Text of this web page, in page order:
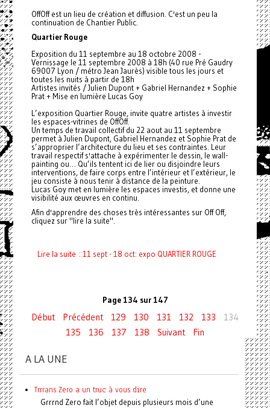
OffOff est un lieu de création et diffusion. C'est un peu la
continuation de Chantier Public.
Quartier Rouge
Exposition du 11 septembre au 18 octobre 2008 -
Vernissage le 11 septembre 2008 à 18h (40 rue Pré Gaudry
69007 Lyon / métro Jean Jaurès) visible tous les jours et
toutes les nuits à partir de 18h
Artistes invités / Julien Dupont + Gabriel Hernandez + Sophie
Prat + Mise en lumière Lucas Goy
L’exposition Quartier Rouge, invite quatre artistes à investir
les espaces-vitrines de OffOff.
Un temps de travail collectif du 22 aout au 11 septembre
permet à Julien Dupont, Gabriel Hernandez et Sophie Prat de
s’approprier l’architecture du lieu et ses contraintes. Leur
travail respectif s'attache à expérimenter le dessin, le wall-
painting ou… Qu’ils tentent ici de lier ou disjoindre leurs
interventions, de faire corps entre l’intérieur et l’extérieur, le
jeu consiste à nous tenir à distance de la peinture.
Lucas Goy met en lumière les espaces investis, et donne une
visibilité aux œuvres en continu.
Afin d'apprendre des choses très intéressantes sur Off Off,
cliquez sur "lire la suite".
Lire la suite : 11 sept - 18 oct: expo QUARTIER ROUGE
Page 134 sur 147
Début Précédent 129 130 131 132 133
134
135
136 137 138 Suivant Fin
A LA UNE
Trrrans Zero a un truc à vous dire
Grrrnd Zero fait l’objet depuis plusieurs mois d’une